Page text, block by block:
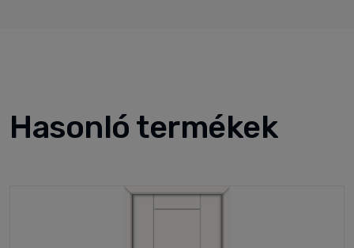
Hasonló termékek